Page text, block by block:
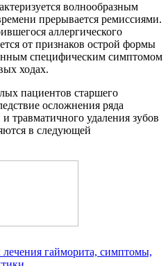
волнообразным
прерывается ремиссиями.
аллергического
от признаков острой формы
специфическим симптомом
ходах.
пациентов старшего
осложнения ряда
травматичного удаления зубов
в следующей
гайморита, симптомы,